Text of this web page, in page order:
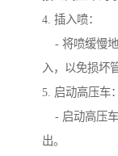
4. 插入喷：
- 将喷缓慢地
入，以免损坏
5. 启动高压车：
- 启动高压车
出。